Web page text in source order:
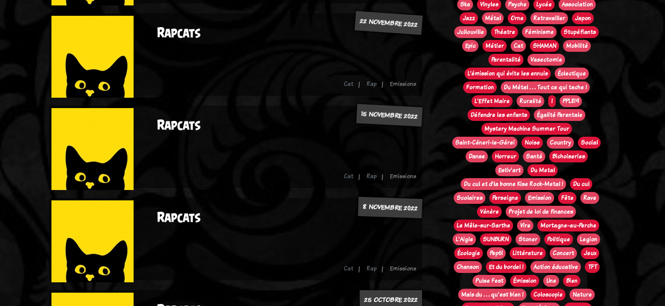
22 NOVEMBRE 2022
Rapcats
Cat Rap Emissions
15 NOVEMBRE 2022
Rapcats
Cat Rap Emissions
8 NOVEMBRE 2022
Rapcats
Cat Rap Emissions
25 OCTOBRE 2022
Ska
Vinyles Psyche Lycée
Association
Jazz
Métal Orne Retravailler
Japon
Jullouville
Théatre Féminisme
Stupéfiants
Epic
Métier Cat SHAMAN
Mobilité
Parentalité
Vasectomie
L’émission qui évite les ennuis
Éclectique
Formation
Du Métal . . . Tout ce qui tache !
L'Effet Maire
Ruralité !
PPL819
Défendre les enfants
Égalité Parentale
Mystery Machine Summer Tour
Saint-Céneri-le-Gérei
Noise Country
Social
Danse
Horreur Santé
Bichoiseries
Estiv'art
Du Metal
Du cul et d'la bonne Kise Rock-Metal !
Du cul
Scolaires
Perseigne Emission Fête
Rave
Vénère
Projet de loi de finances
Le Mêle-sur-Sarthe
Vire
Mortagne-au-Perche
L'Aigle
SUNBURN Stoner Politique
Legion
Écologie
Pep61 Littérature Concert
Jeux
Chanson
Et du bordel ! Action éducative
TFT
Pulse Fest
Émission Une
Bien
Mais du . . . qu'est bien !
Coloscopie
Nature